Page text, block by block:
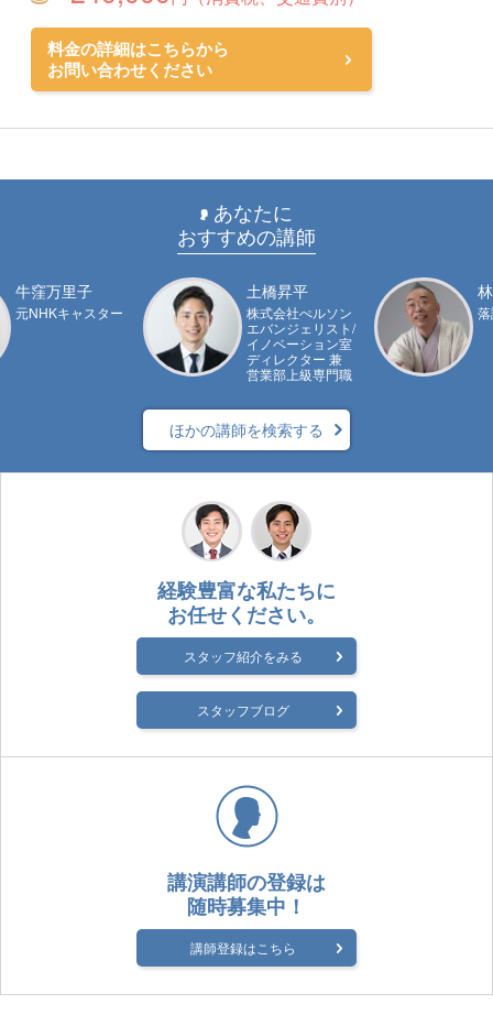
料金の詳細はこちらから
お問い合わせください
あなたに
おすすめの講師
牛窪万里子
元NHKキャスター
土橋昇平
株式会社ぺルソン
エバンジェリスト/
イノベーション室
ディレクター 兼
営業部上級専門職
ほかの講師を検索する
経験豊富な私たちに
お任せください。
スタッフ紹介をみる
スタッフブログ
講演講師の登録は
随時募集中！
講師登録はこちら